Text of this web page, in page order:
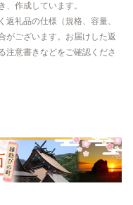
作成しています。
礼品の仕様（規格、容量、
がございます。お届けした返
注意書きなどをご確認くださ